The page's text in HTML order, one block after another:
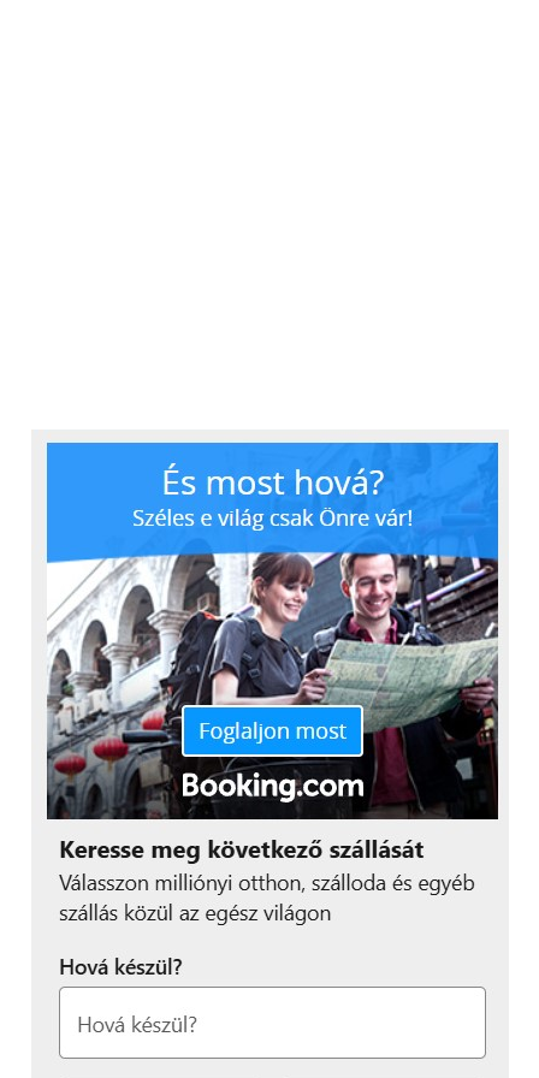
Ez az alkatrész szolgál az óra felületből a menübe
való belépésre, illetve a precíz görgetést is ennek a
segítségével végezhetjük el. Az Apple Watch-ra a
gyártó elsősorban kiegészítőként tekint, ezért több,
az iPhone-ban gyakran használt funkció is helyet
kapott. Így van e-mail kliens, képnézegető, időzítő és
telefonkönyv is. Ez utóbbi egyébként azért is került
beépítésre, mert az órával telefonálni is lehet, hiszen
a bal oldalra helyzett mikrofon és hangszóró
párosával kihangosítóként is működik az eszköz.
Mivel az Apple Watch-on gyakran rengeteg
információ beállítására/áttekintésére van szükség,
ezért az apró megjelenítő nem alkalmas kényelmes
használatra, hiszen egy vastagabb ujj is elfoglalja a
kijelző nagy részét. Ezt oldja meg a Digitális Korona,
hiszen vele úgy olvashatjuk el az üzeneteket, vagy
épp választhatjuk ki a kontaktokat, hogy nem
takarjuk el a legfontosabb adatokat.